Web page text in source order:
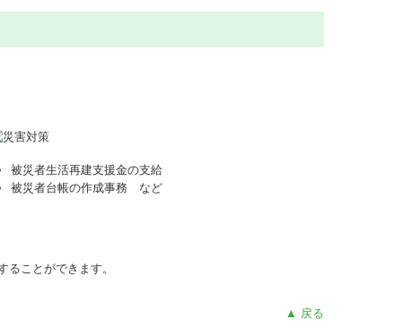
被災者生活再建支援金の支給
被災者台帳の作成事務 など
ことができます。
▲ 戻る